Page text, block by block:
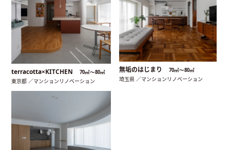
terracotta×KITCHEN 70㎡〜80㎡
東京都 ／マンションリノベーション
無垢のはじまり 70㎡〜80㎡
埼玉県 ／マンションリノベーション